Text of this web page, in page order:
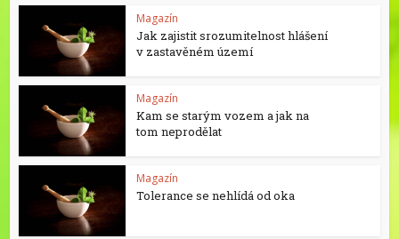
Magazín
Jak zajistit srozumitelnost hlášení
v zastavěném území
Magazín
Kam se starým vozem a jak na
tom neprodělat
Magazín
Tolerance se nehlídá od oka